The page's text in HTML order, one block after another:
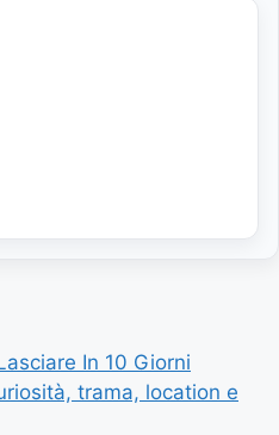
In 10 Giorni
trama, location e